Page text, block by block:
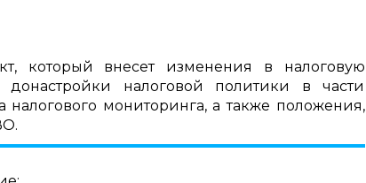
который внесет изменения в налоговую
налоговой политики в части
мониторинга, а также положения,